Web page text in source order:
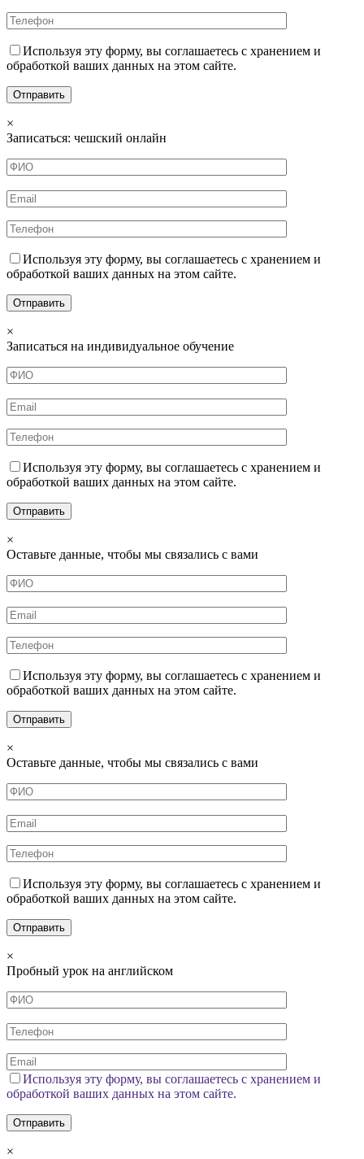
Используя эту форму, вы соглашаетесь с хранением и
обработкой ваших данных на этом сайте.
×
Записаться: чешский онлайн
Используя эту форму, вы соглашаетесь с хранением и
обработкой ваших данных на этом сайте.
×
Записаться на индивидуальное обучение
Используя эту форму, вы соглашаетесь с хранением и
обработкой ваших данных на этом сайте.
×
Оставьте данные, чтобы мы связались с вами
Используя эту форму, вы соглашаетесь с хранением и
обработкой ваших данных на этом сайте.
×
Оставьте данные, чтобы мы связались с вами
Используя эту форму, вы соглашаетесь с хранением и
обработкой ваших данных на этом сайте.
×
Пробный урок на английском
Используя эту форму, вы соглашаетесь с хранением и
обработкой ваших данных на этом сайте.
×